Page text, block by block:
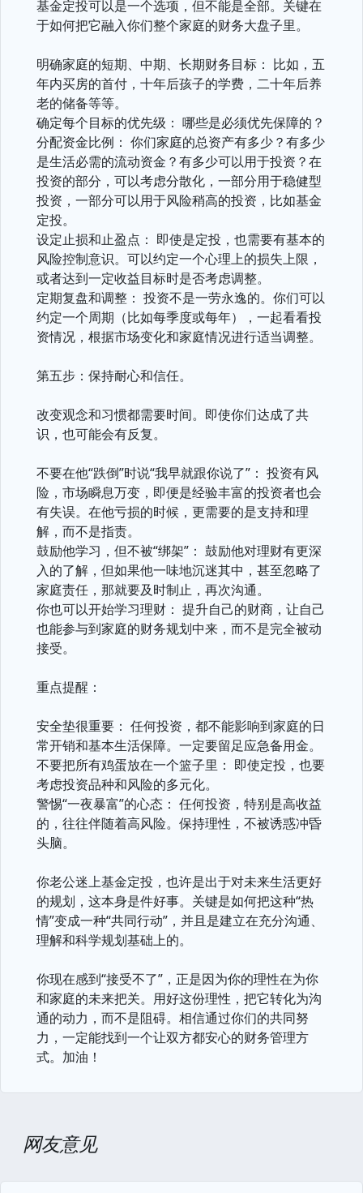
基金定投可以是一个选项，但不能是全部。关键在
于如何把它融入你们整个家庭的财务大盘子里。
明确家庭的短期、中期、长期财务目标： 比如，五
年内买房的首付，十年后孩子的学费，二十年后养
老的储备等等。
确定每个目标的优先级： 哪些是必须优先保障的？
分配资金比例： 你们家庭的总资产有多少？有多少
是生活必需的流动资金？有多少可以用于投资？在
投资的部分，可以考虑分散化，一部分用于稳健型
投资，一部分可以用于风险稍高的投资，比如基金
定投。
设定止损和止盈点： 即使是定投，也需要有基本的
风险控制意识。可以约定一个心理上的损失上限，
或者达到一定收益目标时是否考虑调整。
定期复盘和调整： 投资不是一劳永逸的。你们可以
约定一个周期（比如每季度或每年），一起看看投
资情况，根据市场变化和家庭情况进行适当调整。
第五步：保持耐心和信任。
改变观念和习惯都需要时间。即使你们达成了共
识，也可能会有反复。
不要在他“跌倒”时说“我早就跟你说了”： 投资有风
险，市场瞬息万变，即便是经验丰富的投资者也会
有失误。在他亏损的时候，更需要的是支持和理
解，而不是指责。
鼓励他学习，但不被“绑架”： 鼓励他对理财有更深
入的了解，但如果他一味地沉迷其中，甚至忽略了
家庭责任，那就要及时制止，再次沟通。
你也可以开始学习理财： 提升自己的财商，让自己
也能参与到家庭的财务规划中来，而不是完全被动
接受。
重点提醒：
安全垫很重要： 任何投资，都不能影响到家庭的日
常开销和基本生活保障。一定要留足应急备用金。
不要把所有鸡蛋放在一个篮子里： 即使定投，也要
考虑投资品种和风险的多元化。
警惕“一夜暴富”的心态： 任何投资，特别是高收益
的，往往伴随着高风险。保持理性，不被诱惑冲昏
头脑。
你老公迷上基金定投，也许是出于对未来生活更好
的规划，这本身是件好事。关键是如何把这种“热
情”变成一种“共同行动”，并且是建立在充分沟通、
理解和科学规划基础上的。
你现在感到“接受不了”，正是因为你的理性在为你
和家庭的未来把关。用好这份理性，把它转化为沟
通的动力，而不是阻碍。相信通过你们的共同努
力，一定能找到一个让双方都安心的财务管理方
式。加油！
网友意见